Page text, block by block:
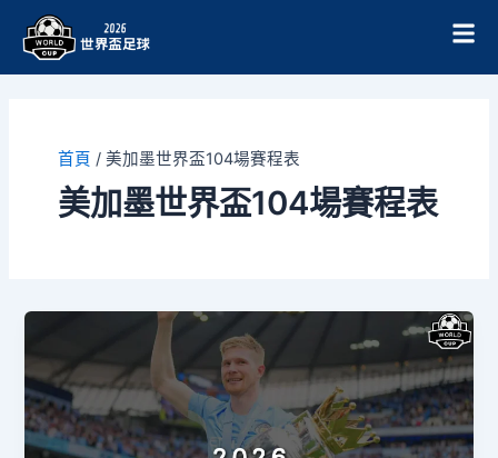
首頁 / 美加墨世界盃104場賽程表
美加墨世界盃104場賽程表